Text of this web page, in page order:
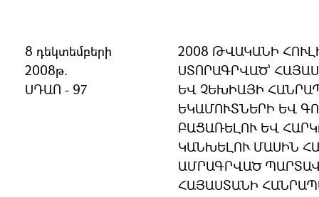
8 դեկտեմբերի
2008թ.
ՍԴԱՈ - 97
2008 ԹՎԱԿԱՆԻ
ՍՏՈՐԱԳՐՎԱԾ՝
ԵՎ ՉԵԽԻԱՅԻ
ԵԿԱՄՈՒՏՆԵՐԻ ԵՎ
ԲԱՑԱՌԵԼՈՒ ԵՎ
ԿԱՆԽԵԼՈՒ ՄԱՍԻՆ
ԱՄՐԱԳՐՎԱԾ
ՀԱՅԱՍՏԱՆԻ